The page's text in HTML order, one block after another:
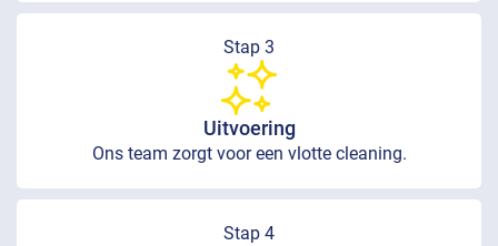
Stap 3
Uitvoering
Ons team zorgt voor een vlotte cleaning.
Stap 4